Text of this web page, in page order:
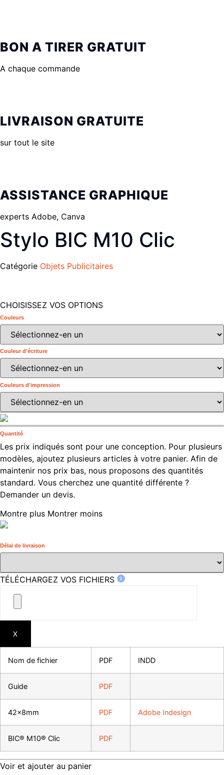
BON A TIRER GRATUIT
A chaque commande
LIVRAISON GRATUITE
sur tout le site
ASSISTANCE GRAPHIQUE
experts Adobe, Canva
Stylo BIC M10 Clic
Catégorie Objets Publicitaires
CHOISISSEZ VOS OPTIONS
Couleurs
Couleur d'écriture
Couleurs d'impression
Quantité
Les prix indiqués sont pour une conception. Pour plusieurs
modèles, ajoutez plusieurs articles à votre panier. Afin de
maintenir nos prix bas, nous proposons des quantités
standard. Vous cherchez une quantité différente ?
Demander un devis.
Montre plus Montrer moins
Délai de livraison
TÉLÉCHARGEZ VOS FICHIERS
X
Nom de fichier PDF INDD
Guide PDF
42x8mm PDF Adobe Indesign
BIC® M10® Clic PDF
Voir et ajouter au panier